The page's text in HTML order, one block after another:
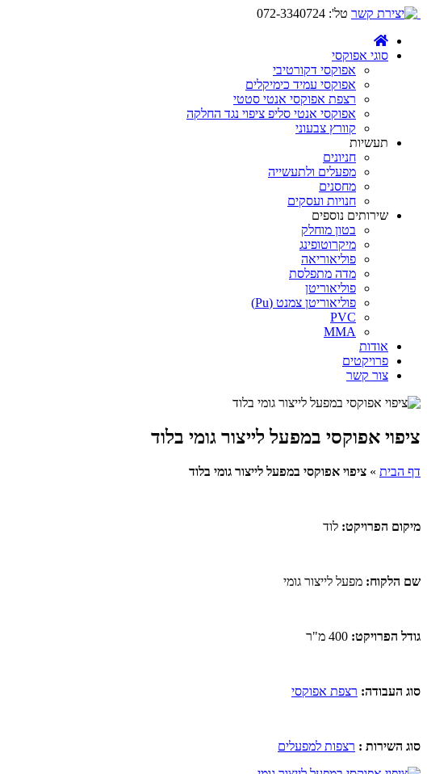
טל': 072-3340724
סוגי אפוקסי
אפוקסי דקורטיבי
אפוקסי עמיד כימיקלים
רצפת אפוקסי אנטי סטטי
אפוקסי אנטי סליפ ציפוי נגד החלקה
קוורץ צבעוני
תעשיות
חניונים
מפעלים ולתעשייה
מחסנים
חנויות ועסקים
שירותים נוספים
בטון מוחלק
מיקרוטופינג
פוליאוריאה
מדה מתפלסת
פוליאוריטן
פוליאוריטן צמנט (Pu)
PVC
MMA
אודות
פרויקטים
צור קשר
ציפוי אפוקסי במפעל לייצור גומי בלוד
דף הבית » ציפוי אפוקסי במפעל לייצור גומי בלוד
מיקום הפרויקט: לוד
שם הלקוח: מפעל לייצור גומי
גודל הפרויקט: 400 מ"ר
סוג העבודה: רצפת אפוקסי
סוג השירות : רצפות למפעלים